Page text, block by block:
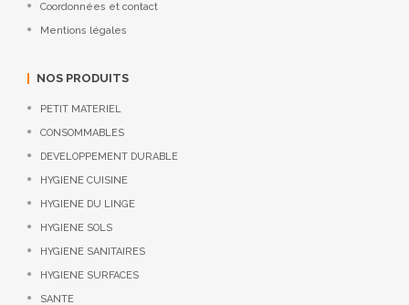
Coordonnées et contact
Mentions légales
NOS PRODUITS
PETIT MATERIEL
CONSOMMABLES
DEVELOPPEMENT DURABLE
HYGIENE CUISINE
HYGIENE DU LINGE
HYGIENE SOLS
HYGIENE SANITAIRES
HYGIENE SURFACES
SANTE